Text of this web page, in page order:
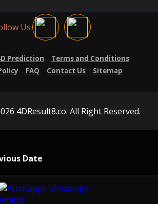
Us
Prediction
Terms and Conditions
FAQ Contact Us Sitemap
4DResult8.co. All Right Reserved.
Date